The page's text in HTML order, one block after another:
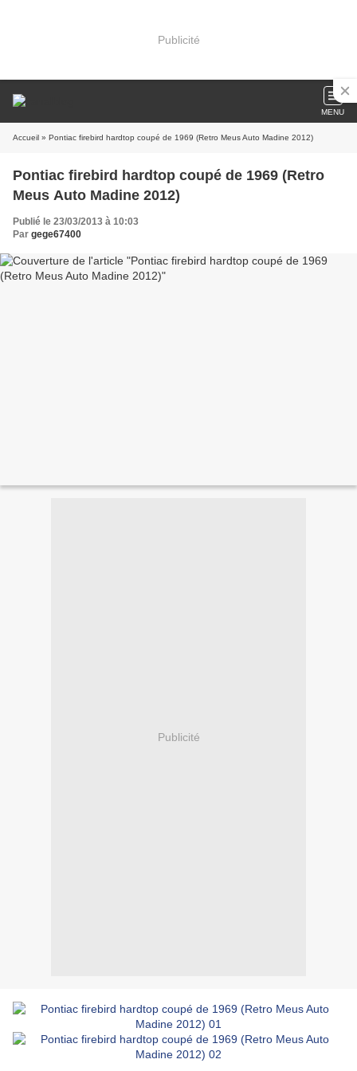
Publicité
MENU
Accueil » Pontiac firebird hardtop coupé de 1969 (Retro Meus Auto Madine 2012)
Pontiac firebird hardtop coupé de 1969 (Retro
Meus Auto Madine 2012)
Publié le 23/03/2013 à 10:03
Par gege67400
Publicité